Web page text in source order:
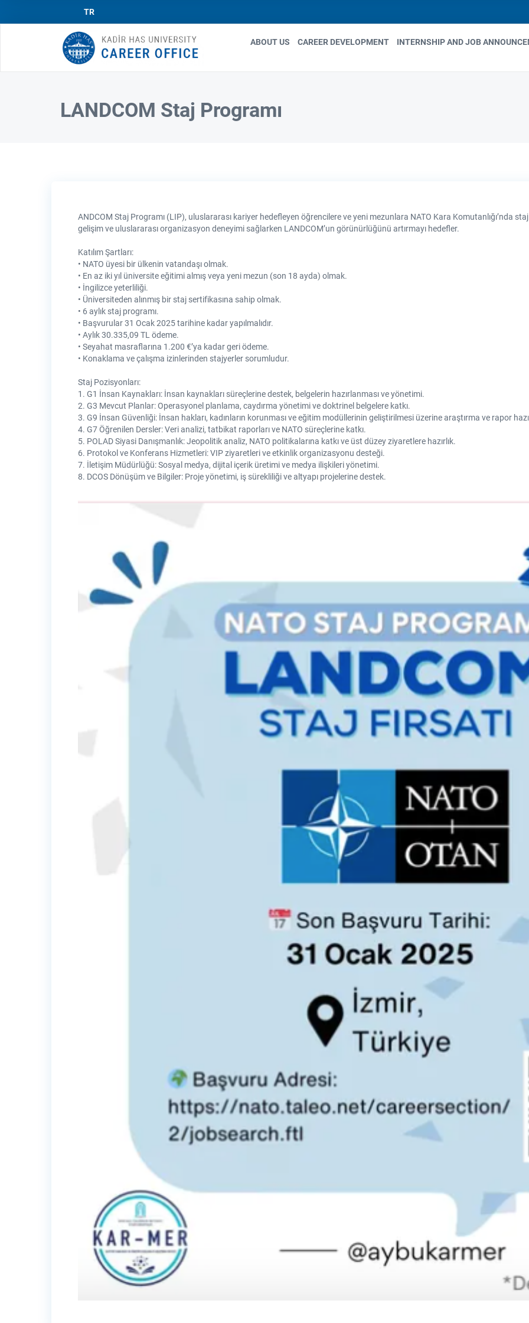
TR
ABOUT US CAREER DEVELOPMENT INTERNSHIP AND JOB
LANDCOM Staj Programı
ANDCOM Staj Programı (LIP), uluslararası kariyer hedefleyen öğrencilere ve yeni mezunlara NATO Kara Komutanlığı’nda
gelişim ve uluslararası organizasyon deneyimi sağlarken LANDCOM’un görünürlüğünü artırmayı hedefler.
Katılım Şartları:
• NATO üyesi bir ülkenin vatandaşı olmak.
• En az iki yıl üniversite eğitimi almış veya yeni mezun (son 18 ayda) olmak.
• İngilizce yeterliliği.
• Üniversiteden alınmış bir staj sertifikasına sahip olmak.
• 6 aylık staj programı.
• Başvurular 31 Ocak 2025 tarihine kadar yapılmalıdır.
• Aylık 30.335,09 TL ödeme.
• Seyahat masraflarına 1.200 €’ya kadar geri ödeme.
• Konaklama ve çalışma izinlerinden stajyerler sorumludur.
Staj Pozisyonları:
1. G1 İnsan Kaynakları: İnsan kaynakları süreçlerine destek, belgelerin hazırlanması ve yönetimi.
2. G3 Mevcut Planlar: Operasyonel planlama, caydırma yönetimi ve doktrinel belgelere katkı.
3. G9 İnsan Güvenliği: İnsan hakları, kadınların korunması ve eğitim modüllerinin geliştirilmesi üzerine araştırma ve rapor
4. G7 Öğrenilen Dersler: Veri analizi, tatbikat raporları ve NATO süreçlerine katkı.
5. POLAD Siyasi Danışmanlık: Jeopolitik analiz, NATO politikalarına katkı ve üst düzey ziyaretlere hazırlık.
6. Protokol ve Konferans Hizmetleri: VIP ziyaretleri ve etkinlik organizasyonu desteği.
7. İletişim Müdürlüğü: Sosyal medya, dijital içerik üretimi ve medya ilişkileri yönetimi.
8. DCOS Dönüşüm ve Bilgiler: Proje yönetimi, iş sürekliliği ve altyapı projelerine destek.